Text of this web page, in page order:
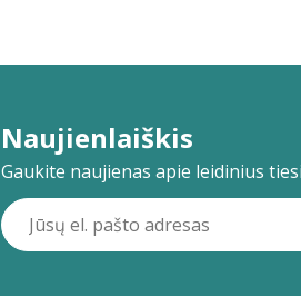
Naujienlaiškis
Gaukite naujienas apie leidinius